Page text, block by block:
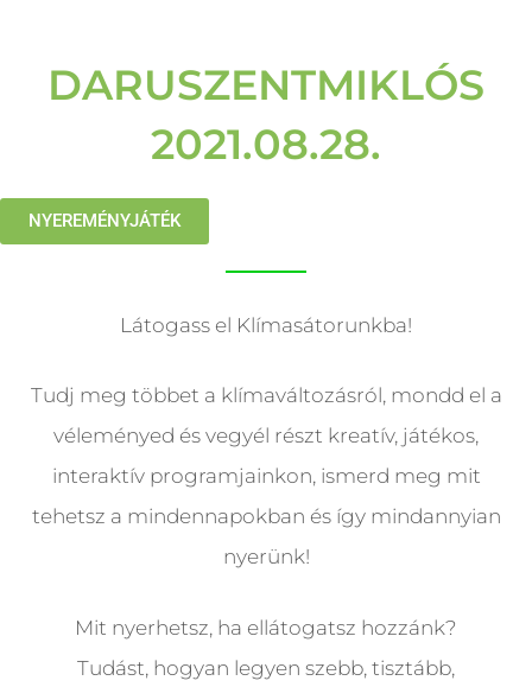
DARUSZENTMIKLÓS
2021.08.28.
NYEREMÉNYJÁTÉK
Látogass el Klímasátorunkba!
Tudj meg többet a klímaváltozásról, mondd el a
véleményed és vegyél részt kreatív, játékos,
interaktív programjainkon, ismerd meg mit
tehetsz a mindennapokban és így mindannyian
nyerünk!
Mit nyerhetsz, ha ellátogatsz hozzánk?
Tudást, hogyan legyen szebb, tisztább,